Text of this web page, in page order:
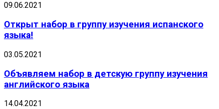
09.06.2021
Открыт набор в группу изучения испанского
языка!
03.05.2021
Объявляем набор в детскую группу изучения
английского языка
14.04.2021